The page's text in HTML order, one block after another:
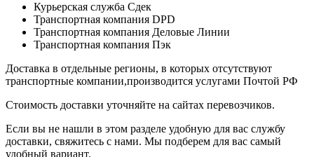
Курьерская служба Сдек
Транспортная компания DPD
Транспортная компания Деловые Линии
Транспортная компания Пэк
Доставка в отдельные регионы, в которых отсутствуют
транспортные компании,производится услугами Почтой РФ
Стоимость доставки уточняйте на сайтах перевозчиков.
Если вы не нашли в этом разделе удобную для вас службу
доставки, свяжитесь с нами. Мы подберем для вас самый
удобный вариант.